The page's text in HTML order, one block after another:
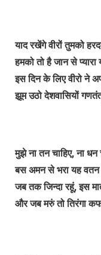
याद रखेंगे वीरों तुमको
हमको तो है जान से
इस दिन के लिए वीरो ने
झूम उठो देशवासियों
मुझे ना तन चाहिए, ना धन
बस अमन से भरा यह वतन
जब तक जिन्दा रहूं, इस
और जब मरुं तो तिरंगा